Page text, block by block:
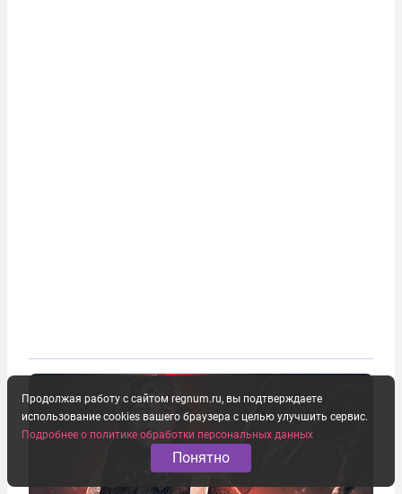
Продолжая работу с сайтом regnum.ru, вы подтверждаете
использование cookies вашего браузера с целью улучшить сервис.
Подробнее о политике обработки персональных данных
Понятно